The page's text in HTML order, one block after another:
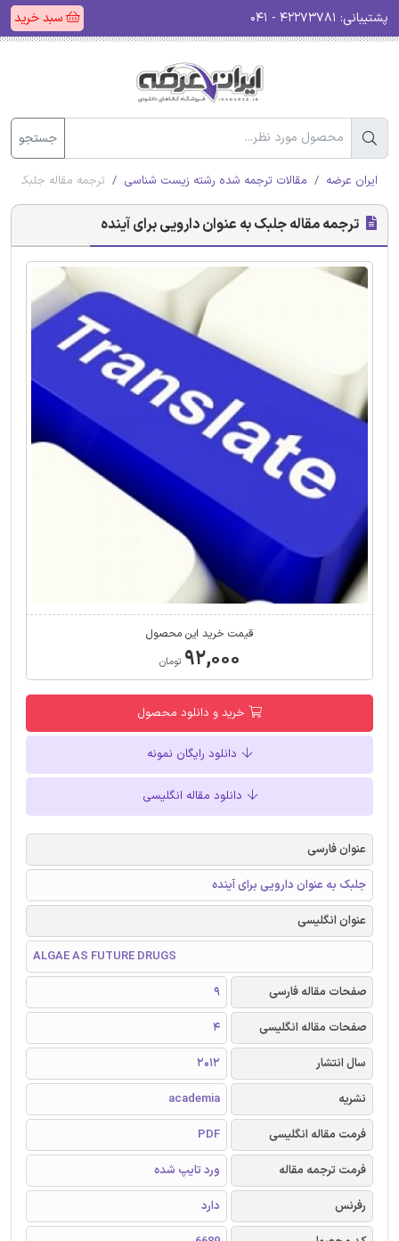
پشتیبانی: سبد خرید
جستجو
ایران عرضه مقالات ترجمه شده رشته زیست شناسی ترجمه مقاله جلبک به
ترجمه مقاله جلبک به عنوان دارویی برای آینده
قیمت خرید این محصول
۹۲,۰۰۰ تومان
خرید و دانلود محصول
دانلود رایگان نمونه
دانلود مقاله انگلیسی
عنوان فارسی
جلبک به عنوان دارویی برای آینده
عنوان انگلیسی
ALGAE AS FUTURE DRUGS
صفحات مقاله فارسی
9
صفحات مقاله انگلیسی
4
سال انتشار
2012
نشریه
academia
فرمت مقاله انگلیسی
PDF
فرمت ترجمه مقاله
ورد تایپ شده
رفرنس
دارد